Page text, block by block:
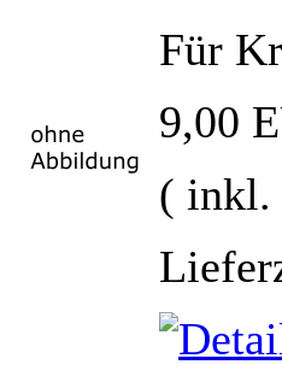
Für
9,00
( inkl.